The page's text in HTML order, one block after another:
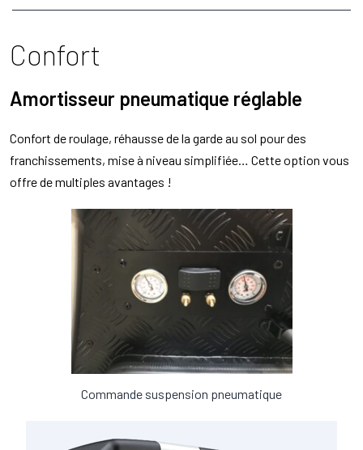
Confort
Amortisseur pneumatique réglable
Confort de roulage, réhausse de la garde au sol pour des
franchissements, mise à niveau simplifiée… Cette option vous
offre de multiples avantages !
Commande suspension pneumatique